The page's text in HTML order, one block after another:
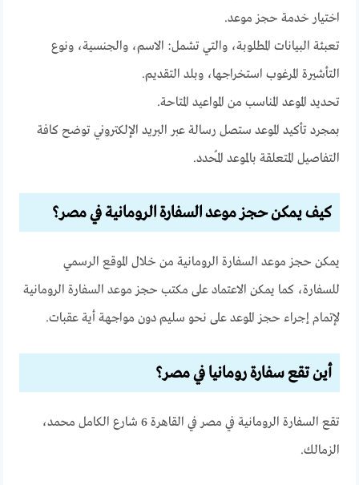
اختيار خدمة حجز موعد.
تعبئة البيانات المطلوبة، والتي تشمل: الاسم، والجنسية، ونوع
التأشيرة المرغوب استخراجها، وبلد التقديم.
تحديد الموعد المناسب من المواعيد المتاحة.
بمجرد تأكيد الموعد ستصل رسالة عبر البريد الإلكتروني توضح كافة
التفاصيل المتعلقة بالموعد المُحدد.
كيف يمكن حجز موعد السفارة الرومانية في مصر؟
يمكن حجز موعد السفارة الرومانية من خلال الموقع الرسمي
للسفارة، كما يمكن الاعتماد على مكتب حجز موعد السفارة الرومانية
لإتمام إجراء حجز الموعد على نحو سليم دون مواجهة أية عقبات.
أين تقع سفارة رومانيا في مصر؟
تقع السفارة الرومانية في مصر في القاهرة 6 شارع الكامل محمد،
الزمالك.